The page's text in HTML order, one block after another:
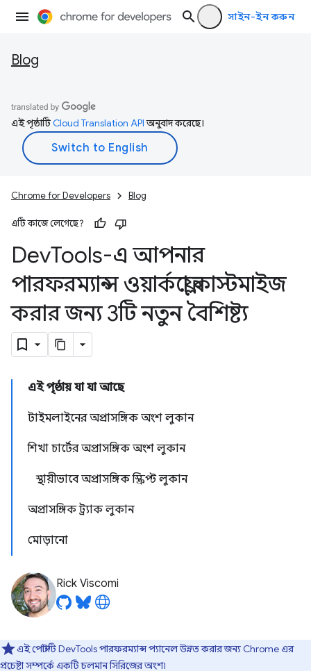
সাইন-ইন করুন
Blog
এই পৃষ্ঠাটিCloud Translation APIঅনুবাদ করেছে।
Chrome for Developers Blog
এটি কাজে লেগেছে?
DevTools-এ আপনার
পারফরম্যান্স ওয়ার্কফ্লো কাস্টমাইজ
করার জন্য 3টি নতুন বৈশিষ্ট্য
এই পৃষ্ঠায় যা যা আছে
টাইমলাইনের অপ্রাসঙ্গিক অংশ লুকান
শিখা চার্টের অপ্রাসঙ্গিক অংশ লুকান
স্থায়ীভাবে অপ্রাসঙ্গিক স্ক্রিপ্ট লুকান
অপ্রাসঙ্গিক ট্র্যাক লুকান
মোড়ানো
Rick Viscomi
এই পোস্টটি DevTools পারফরম্যান্স প্যানেল উন্নত করার জন্য Chrome এর
প্রচেষ্টা সম্পর্কে একটি চলমান সিরিজের অংশ৷